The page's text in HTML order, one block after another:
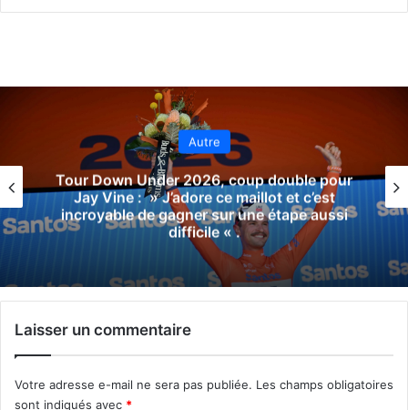
Autre
Team Technipes #inEmiliaRomagna Caffè
Borbone, un nouveau nom pour la
formation continentale italienne, qui
présente son maillot pour 2026
Laisser un commentaire
Votre adresse e-mail ne sera pas publiée. Les champs obligatoires
sont indiqués avec *